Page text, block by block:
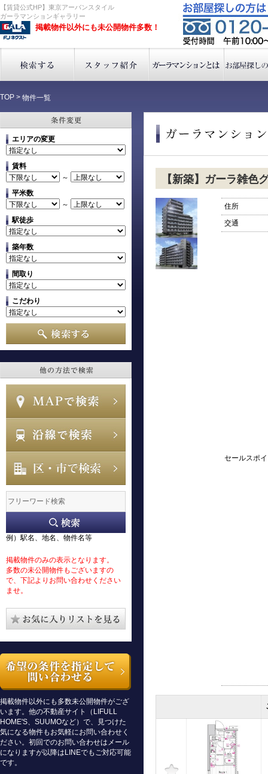
【賃貸公式HP】東京アーバンスタイル
ガーラマンションギャラリー
掲載物件以外にも未公開物件多数！
TOP > 物件一覧
エリアの変更
賃料
～
平米数
～
駅徒歩
築年数
間取り
こだわり
例）駅名、地名、物件名等
掲載物件のみの表示となります。
多数の未公開物件もございますの
で、下記よりお問い合わせください
ませ。
掲載物件以外にも多数未公開物件がござ
います。他の不動産サイト（LIFULL
HOME'S、SUUMOなど）で、見つけた
気になる物件もお気軽にお問い合わせく
ださい。初回でのお問い合わせはメール
になりますが以降はLINEでもご対応可能
です。
【新築】ガーラ雑色
住所
交通
セールスポ